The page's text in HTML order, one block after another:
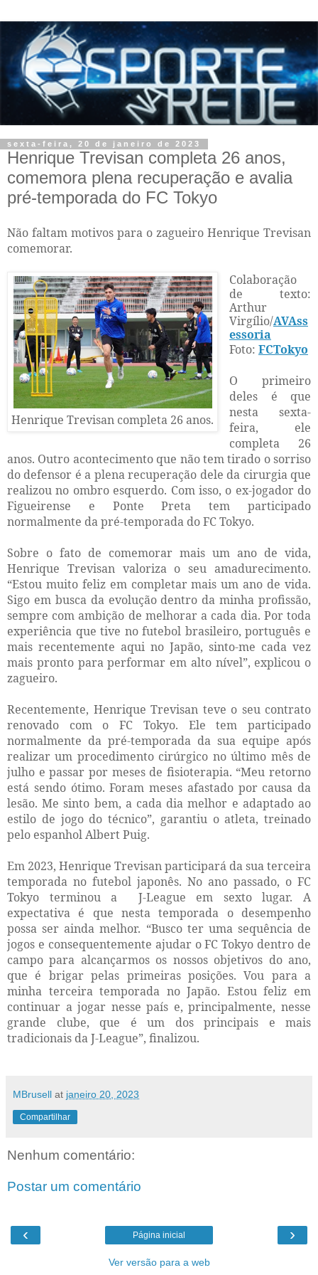
sexta-feira, 20 de janeiro de 2023
Henrique Trevisan completa 26 anos,
comemora plena recuperação e avalia
pré-temporada do FC Tokyo
Não faltam motivos para o zagueiro Henrique Trevisan
comemorar.
Henrique Trevisan completa 26 anos.
Colaboração
de texto:
Arthur
Virgílio/AVAss
essoria
Foto: FCTokyo
O primeiro
deles é que
nesta sexta-
feira, ele
completa 26
anos. Outro acontecimento que não tem tirado o sorriso
do defensor é a plena recuperação dele da cirurgia que
realizou no ombro esquerdo. Com isso, o ex-jogador do
Figueirense e Ponte Preta tem participado
normalmente da pré-temporada do FC Tokyo.
Sobre o fato de comemorar mais um ano de vida,
Henrique Trevisan valoriza o seu amadurecimento.
“Estou muito feliz em completar mais um ano de vida.
Sigo em busca da evolução dentro da minha profissão,
sempre com ambição de melhorar a cada dia. Por toda
experiência que tive no futebol brasileiro, português e
mais recentemente aqui no Japão, sinto-me cada vez
mais pronto para performar em alto nível”, explicou o
zagueiro.
Recentemente, Henrique Trevisan teve o seu contrato
renovado com o FC Tokyo. Ele tem participado
normalmente da pré-temporada da sua equipe após
realizar um procedimento cirúrgico no último mês de
julho e passar por meses de fisioterapia. “Meu retorno
está sendo ótimo. Foram meses afastado por causa da
lesão. Me sinto bem, a cada dia melhor e adaptado ao
estilo de jogo do técnico”, garantiu o atleta, treinado
pelo espanhol Albert Puig.
Em 2023, Henrique Trevisan participará da sua terceira
temporada no futebol japonês. No ano passado, o FC
Tokyo terminou a
J-League em sexto lugar. A
expectativa é que nesta temporada o desempenho
possa ser ainda melhor. “Busco ter uma sequência de
jogos e consequentemente ajudar o FC Tokyo dentro de
campo para alcançarmos os nossos objetivos do ano,
que é brigar pelas primeiras posições. Vou para a
minha terceira temporada no Japão. Estou feliz em
continuar a jogar nesse país e, principalmente, nesse
grande clube, que é um dos principais e mais
tradicionais da J-League”, finalizou.
MBrusell at janeiro 20, 2023
Compartilhar
Nenhum comentário:
Postar um comentário
‹ ›
Página inicial
Ver versão para a web